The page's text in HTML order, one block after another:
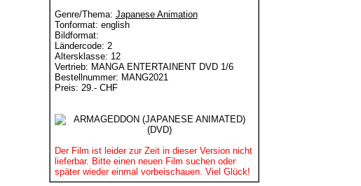
Genre/Thema: Japanese Animation
Tonformat: english
Bildformat:
Ländercode: 2
Altersklasse: 12
Vertrieb: MANGA ENTERTAINENT DVD 1/6
Bestellnummer: MANG2021
Preis: 29.- CHF
Der Film ist leider zur Zeit in dieser Version nicht
lieferbar. Bitte einen neuen Film suchen oder
später wieder einmal vorbeischauen. Viel Glück!